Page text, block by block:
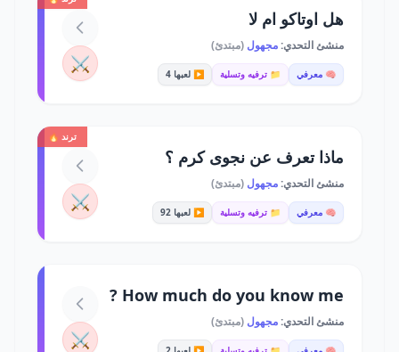
هل اوتاكو ام لا
منشئ التحدي:مجهول (مبتدئ)
🧠 معرفي 📁 ترفيه وتسلية ▶️ لعبها 4 ⚔️
ترند 🔥
ماذا تعرف عن نجوى كرم ؟
منشئ التحدي:مجهول (مبتدئ)
🧠 معرفي 📁 ترفيه وتسلية ▶️ لعبها 92 ⚔️
How much do you know me ?
منشئ التحدي:مجهول (مبتدئ)
⚔️